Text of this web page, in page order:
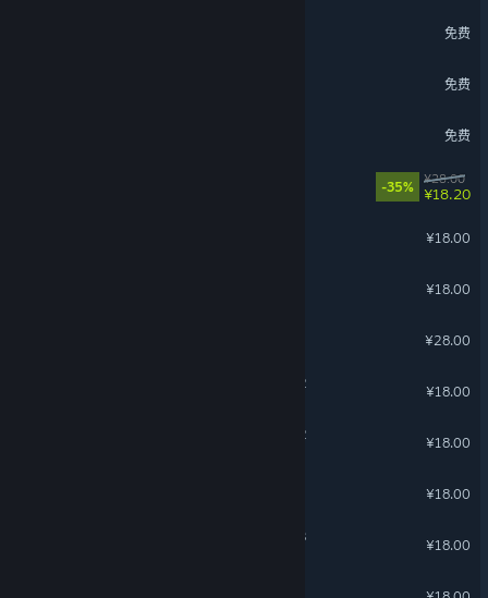
免费
免费
免费
-35%
¥28.00
¥18.20
¥18.00
¥18.00
¥28.00
沙石镇时光 - 暖意泳装礼包2
¥18.00
沙石镇时光 - 星光礼服礼包2
¥18.00
¥18.00
沙石镇时光 - 暖意泳装礼包3
¥18.00